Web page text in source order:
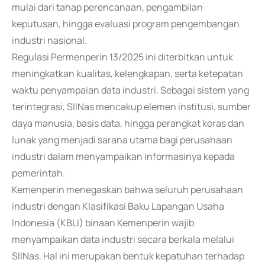
mulai dari tahap perencanaan, pengambilan
keputusan, hingga evaluasi program pengembangan
industri nasional.
Regulasi Permenperin 13/2025 ini diterbitkan untuk
meningkatkan kualitas, kelengkapan, serta ketepatan
waktu penyampaian data industri. Sebagai sistem yang
terintegrasi, SIINas mencakup elemen institusi, sumber
daya manusia, basis data, hingga perangkat keras dan
lunak yang menjadi sarana utama bagi perusahaan
industri dalam menyampaikan informasinya kepada
pemerintah.
Kemenperin menegaskan bahwa seluruh perusahaan
industri dengan Klasifikasi Baku Lapangan Usaha
Indonesia (KBLI) binaan Kemenperin wajib
menyampaikan data industri secara berkala melalui
SIINas. Hal ini merupakan bentuk kepatuhan terhadap